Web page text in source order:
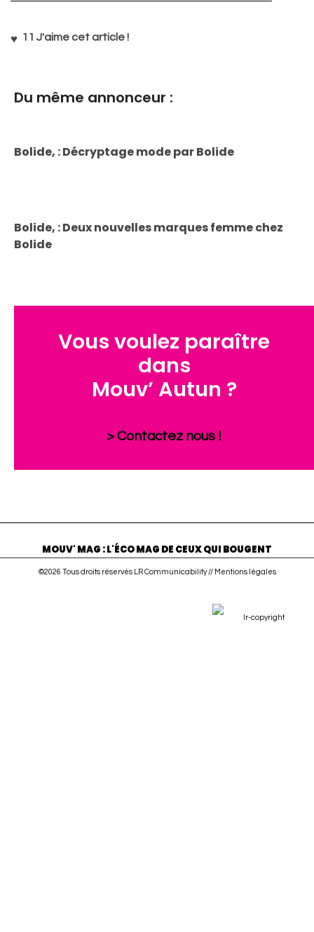
11 J'aime cet article !
Du même annonceur :
Bolide, : Décryptage mode par Bolide
Bolide, : Deux nouvelles marques femme chez
Bolide
Vous voulez paraître
dans
Mouv’ Autun ?
> Contactez nous !
MOUV' MAG : L'ÉCO MAG DE CEUX QUI BOUGENT
©2026 Tous droits réservés LR Communicability // Mentions légales